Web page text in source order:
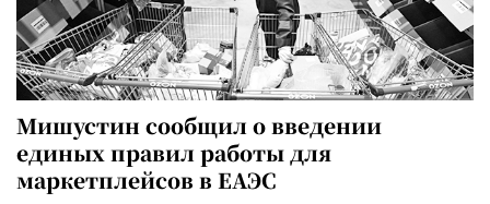
Мишустин сообщил о введении
единых правил работы для
маркетплейсов в ЕАЭС